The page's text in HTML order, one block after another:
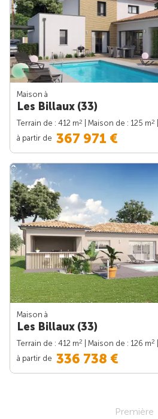
Maison à
Les Billaux (33)
Terrain de : 412 m2 | Maison de : 125 m2
à partir de 367 971 €
Maison à
Les Billaux (33)
Terrain de : 412 m2 | Maison de : 126 m2
à partir de 336 738 €
Première